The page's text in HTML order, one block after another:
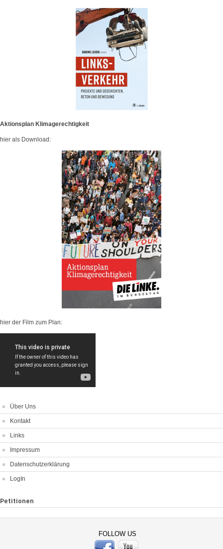
Aktionsplan Klimagerechtigkeit
hier als Download:
hier der Film zum Plan:
Über Uns
Kontakt
Links
Impressum
Datenschutzerklärung
LogIn
Petitionen
FOLLOW US